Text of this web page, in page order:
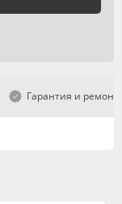
Гарантия и ремонт